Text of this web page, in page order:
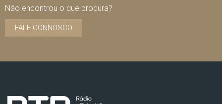
Não encontrou o que procura?
FALE CONNOSCO